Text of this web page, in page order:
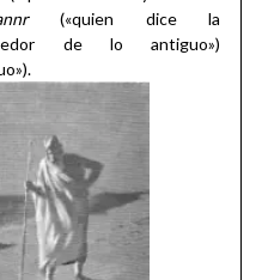
(«quien dice la
de lo antiguo»)